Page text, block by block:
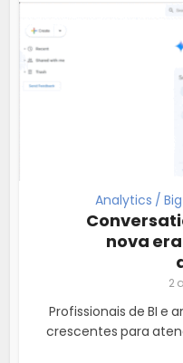
Analytics /
nova
2
Profissionais de BI e
crescentes para